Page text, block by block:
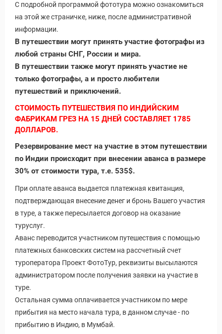
С подробной программой фототура можно ознакомиться
на этой же страничке, ниже, после административной
информации.
В путешествии могут принять участие фотографы из
любой страны СНГ, России и мира.
В путешествии также могут принять участие не
только фотографы, а и просто любители
путешествий и приключений.
СТОИМОСТЬ ПУТЕШЕСТВИЯ ПО ИНДИЙСКИМ
ФАБРИКАМ ГРЕЗ НА 15 ДНЕЙ СОСТАВЛЯЕТ 1785
ДОЛЛАРОВ.
Резервирование мест на участие в этом путешествии
по Индии происходит при внесении аванса в размере
30% от стоимости тура, т.е. 535$.
При оплате аванса выдается платежная квитанция,
подтверждающая внесение денег и бронь Вашего участия
в туре, а также пересылается договор на оказание
туруслуг.
Аванс переводится участником путешествия с помощью
платежных банковских систем на рассчетный счет
туроператора Проект ФотоТур, реквизиты высылаются
администратором после получения заявки на участие в
туре.
Остальная сумма оплачивается участником по мере
прибытия на место начала тура, в данном случае - по
прибытию в Индию, в Мумбай.